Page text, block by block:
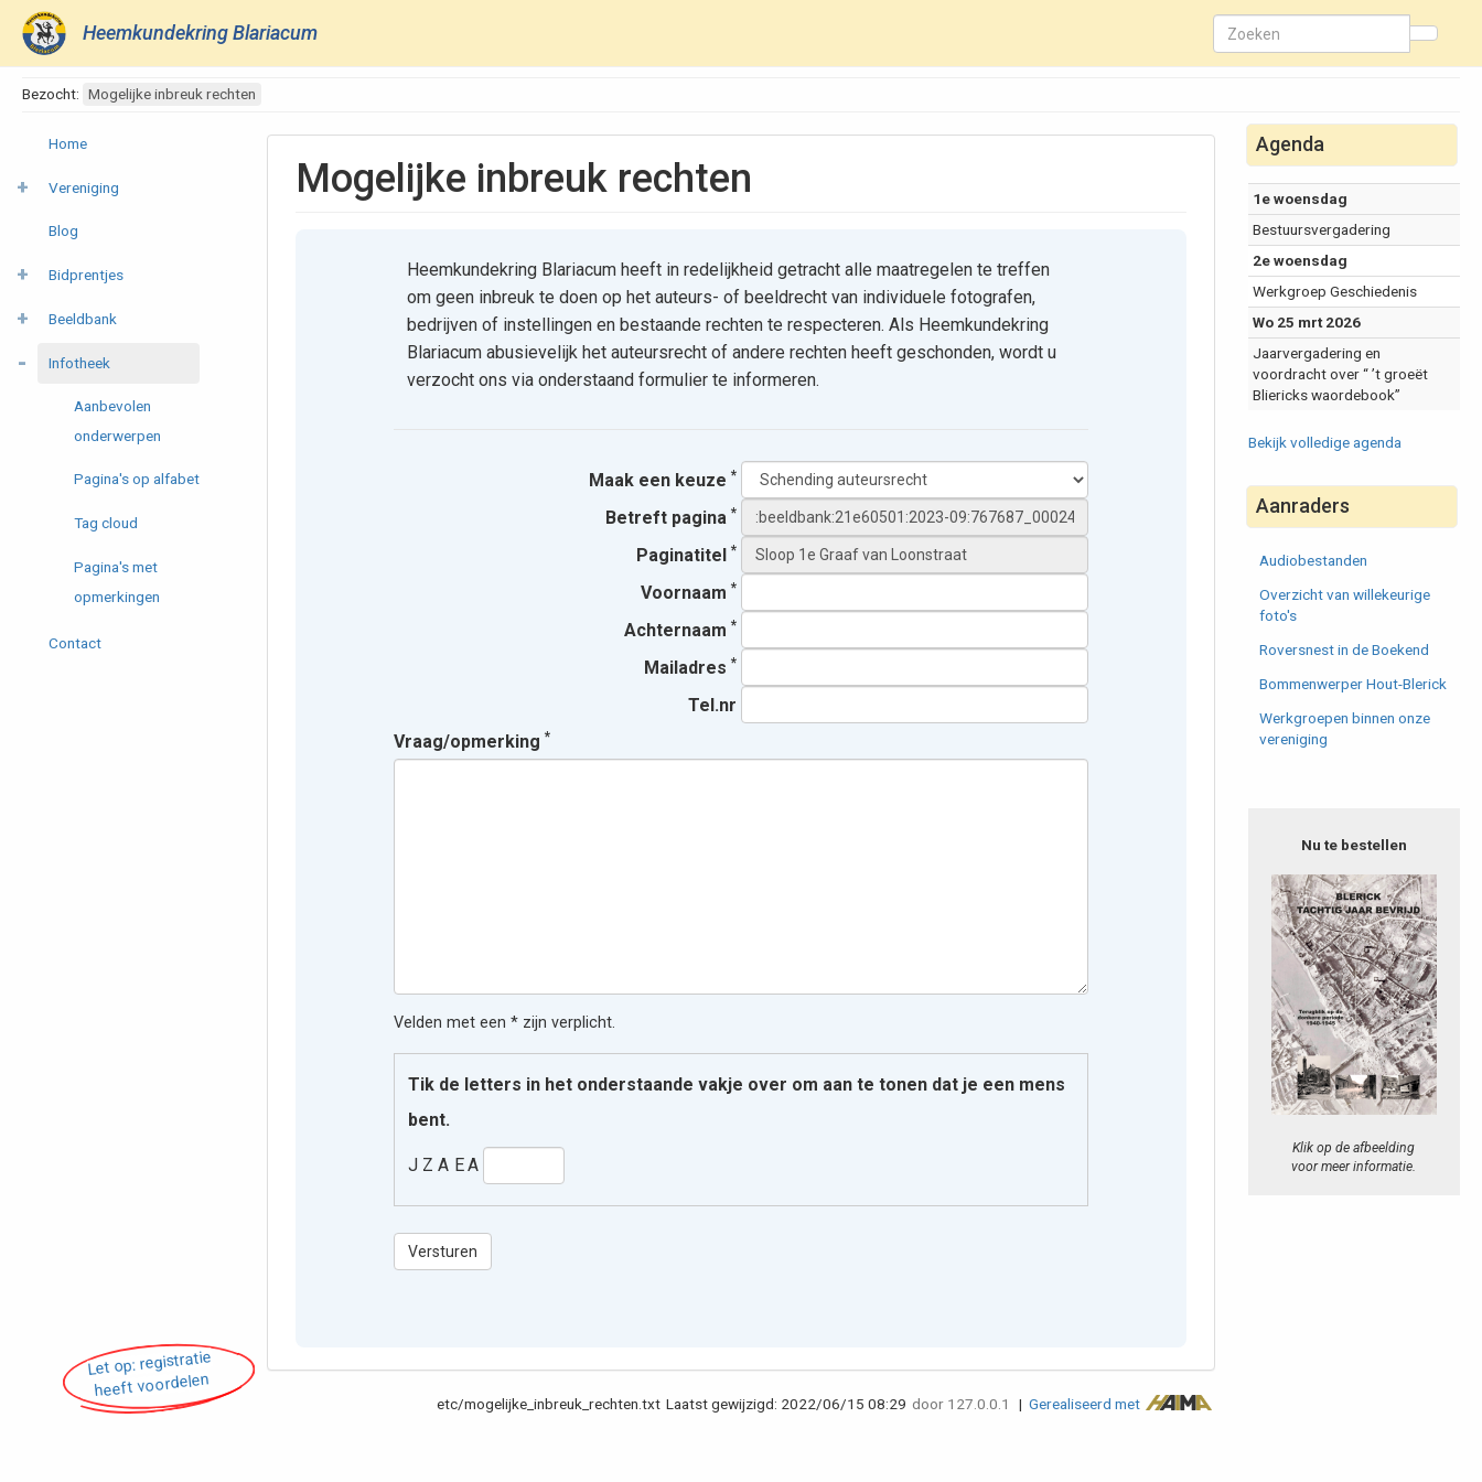
Heemkundekring Blariacum
Let op: registratie
heeft voordelen
Bezocht: Mogelijke inbreuk rechten
Home
Vereniging
Blog
Bidprentjes
Beeldbank
Infotheek
Aanbevolen
onderwerpen
Pagina's op alfabet
Tag cloud
Pagina's met
opmerkingen
Contact
Mogelijke inbreuk rechten
Heemkundekring Blariacum heeft in redelijkheid getracht alle maatregelen te treffen
om geen inbreuk te doen op het auteurs- of beeldrecht van individuele fotografen,
bedrijven of instellingen en bestaande rechten te respecteren. Als Heemkundekring
Blariacum abusievelijk het auteursrecht of andere rechten heeft geschonden, wordt u
verzocht ons via onderstaand formulier te informeren.
Maak een keuze *
Betreft pagina *
Paginatitel *
Voornaam *
Achternaam *
Mailadres *
Tel.nr
Vraag/opmerking*
Velden met een * zijn verplicht.
Tik de letters in het onderstaande vakje over om aan te tonen dat je een mens
bent.
J Z A E A
Versturen
etc/mogelijke_inbreuk_rechten.txt Laatst gewijzigd: 2022/06/15 08:29 door 127.0.0.1 | Gerealiseerd met
Agenda
1e woensdag
Bestuursvergadering
2e woensdag
Werkgroep Geschiedenis
Wo 25 mrt 2026
Jaarvergadering en
voordracht over “ ’t groeët
Bliericks waordebook”
Bekijk volledige agenda
Aanraders
Audiobestanden
Overzicht van willekeurige
foto's
Roversnest in de Boekend
Bommenwerper Hout-Blerick
Werkgroepen binnen onze
vereniging
Nu te bestellen
Klik op de afbeelding
voor meer informatie.